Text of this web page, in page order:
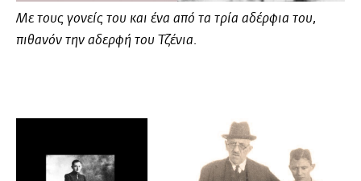
Με τους γονείς του και ένα από τα τρία αδέρφια του,
πιθανόν την αδερφή του Τζένια.